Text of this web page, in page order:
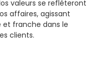
valeurs se refléteront
affaires, agissant
franche dans le
clients.